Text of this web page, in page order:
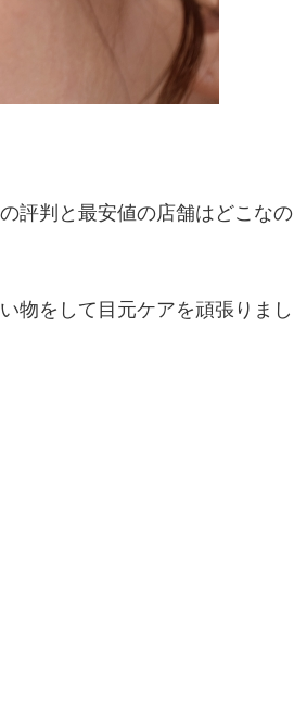
評判と最安値の店舗はどこなの
物をして目元ケアを頑張りまし